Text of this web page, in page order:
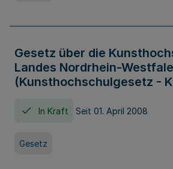
Gesetz über die
Landes Nordrhein-
(Kunsthochschulgesetz -
In Kraft Seit 01. April 2008
Gesetz